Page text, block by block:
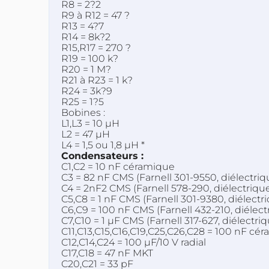
R8 = 2?2
R9 à R12 = 47 ?
R13 = 4?7
R14 = 8k?2
R15,R17 = 270 ?
R19 = 100 k?
R20 = 1 M?
R21 à R23 = 1 k?
R24 = 3k?9
R25 = 1?5
Bobines :
L1,L3 = 10 µH
L2 = 47 µH
L4 = 1,5 ou 1,8 µH *
Condensateurs :
C1,C2 = 10 nF céramique
C3 = 82 nF CMS (Farnell 301-9550,
C4 = 2nF2 CMS (Farnell 578-290,
C5,C8 = 1 nF CMS (Farnell 301-9380,
C6,C9 = 100 nF CMS (Farnell 432-210,
C7,C10 = 1 µF CMS (Farnell 317-627,
C11,C13,C15,C16,C19,C25,C26,C28 = 100 nF
C12,C14,C24 = 100 µF/10 V radial
C17,C18 = 47 nF MKT
C20,C21 = 33 pF